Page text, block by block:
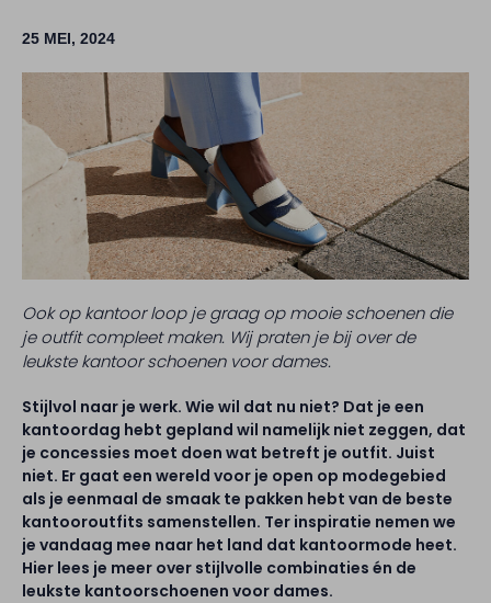
25 MEI, 2024
Ook op kantoor loop je graag op mooie schoenen die
je outfit compleet maken. Wij praten je bij over de
leukste kantoor schoenen voor dames.
Stijlvol naar je werk. Wie wil dat nu niet? Dat je een
kantoordag hebt gepland wil namelijk niet zeggen, dat
je concessies moet doen wat betreft je outfit. Juist
niet. Er gaat een wereld voor je open op modegebied
als je eenmaal de smaak te pakken hebt van de beste
kantooroutfits samenstellen. Ter inspiratie nemen we
je vandaag mee naar het land dat kantoormode heet.
Hier lees je meer over stijlvolle combinaties én de
leukste kantoorschoenen voor dames.